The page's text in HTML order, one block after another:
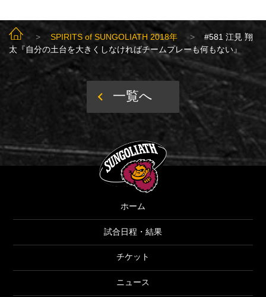
SUNGOLIATH TOP
SPIRITS of SUNGOLIATH 2018年
#581 江見 翔
太『自分の土台を大きくしなければチームプレーも何もない』
一覧へ
SUNGOLIATH
ホーム
試合日程・結果
チケット
ニュース